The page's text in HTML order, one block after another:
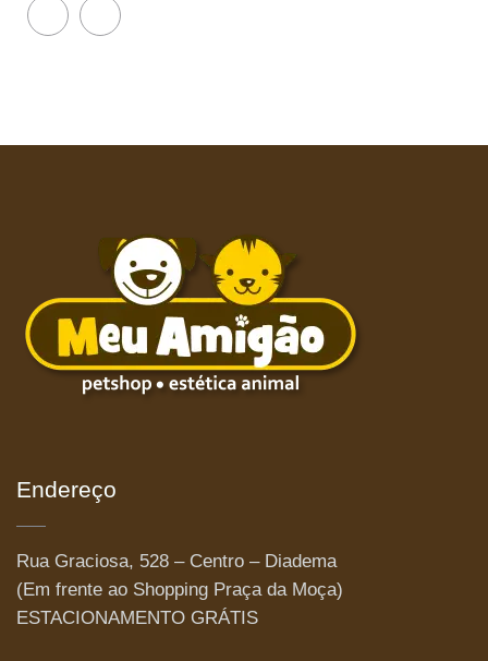
Endereço
Rua Graciosa, 528 – Centro – Diadema
(Em frente ao Shopping Praça da Moça)
ESTACIONAMENTO GRÁTIS